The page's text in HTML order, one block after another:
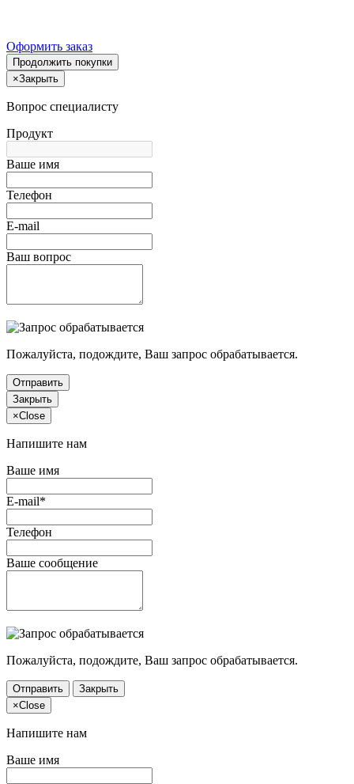
Оформить заказ
Продолжить покупки
×Закрыть
Вопрос специалисту
Продукт
Ваше имя
Телефон
E-mail
Ваш вопрос
Пожалуйста, подождите, Ваш запрос обрабатывается.
Отправить
Закрыть
×Close
Напишите нам
Ваше имя
E-mail*
Телефон
Ваше сообщение
Пожалуйста, подождите, Ваш запрос обрабатывается.
Отправить
Закрыть
×Close
Напишите нам
Ваше имя